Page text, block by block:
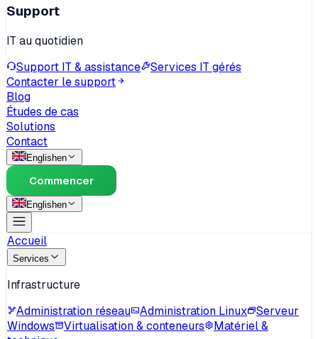
Support
IT au quotidien
Support IT & assistance
Services IT gérés
Contacter le support
Blog
Études de cas
Solutions
Contact
Englishen
Commencer
Englishen
Accueil
Services
Infrastructure
Administration réseau
Administration Linux
Serveur
Windows
Virtualisation & conteneurs
Matériel &